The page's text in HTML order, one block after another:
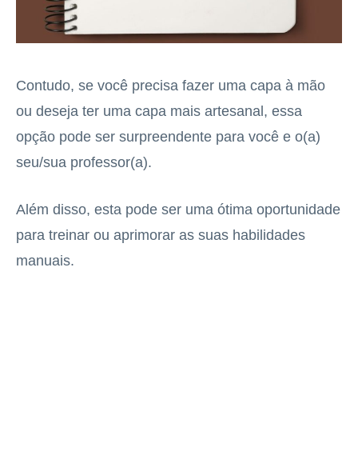
Contudo, se você precisa fazer uma capa à mão
ou deseja ter uma capa mais artesanal, essa
opção pode ser surpreendente para você e o(a)
seu/sua professor(a).
Além disso, esta pode ser uma ótima oportunidade
para treinar ou aprimorar as suas habilidades
manuais.